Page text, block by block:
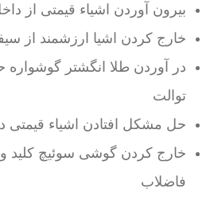
بیرون آوردن اشیاء قیمتی از
خارج کردن اشیا ارزشمند از
در آوردن طلا انگشتر گوشواره
توالت
حل مشکل افتادن اشیاء قیمتی
خارج کردن گوشی سوئیچ کلید
فاضلاب